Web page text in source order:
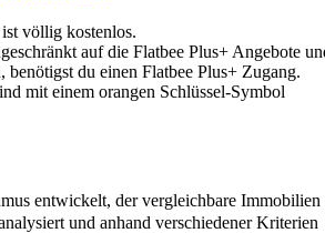
völlig kostenlos.
auf die Flatbee Plus+ Angebote
du einen Flatbee Plus+ Zugang.
mit einem orangen Schlüssel-Symbol
entwickelt, der vergleichbare Immobilien
und anhand verschiedener Kriterien